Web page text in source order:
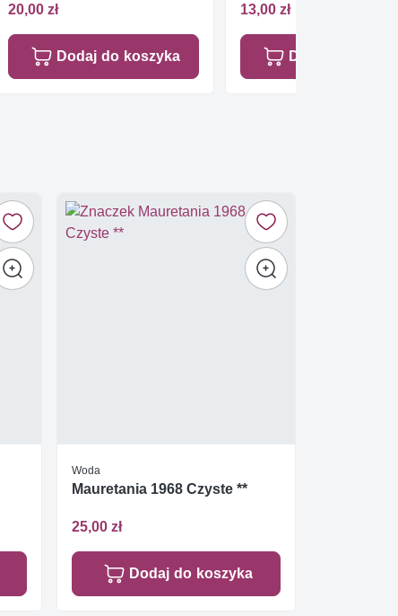
20,00 zł
Dodaj do koszyka
13,00 zł
Dodaj do
Woda
Mauretania 1968 Czyste **
25,00 zł
Dodaj do koszyka